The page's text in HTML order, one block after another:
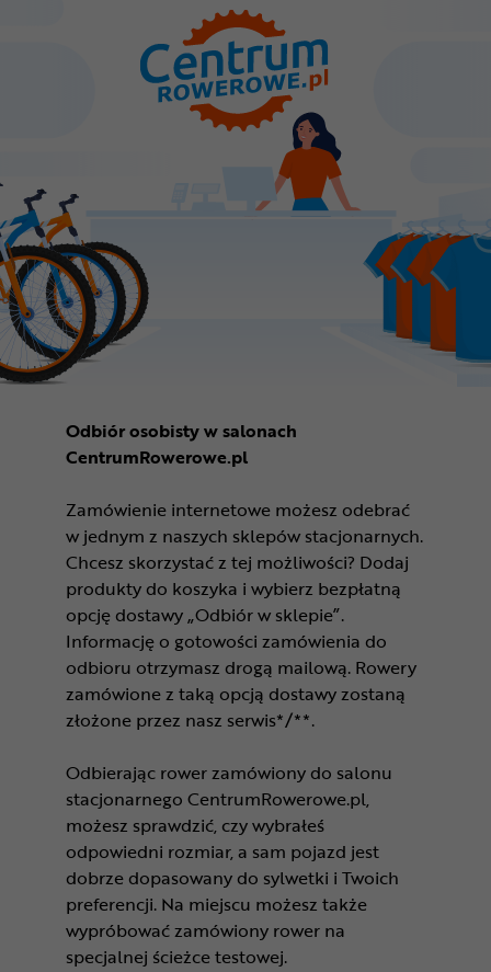
Odbiór osobisty w salonach
CentrumRowerowe.pl
Zamówienie internetowe możesz odebrać
w jednym z naszych sklepów stacjonarnych.
Chcesz skorzystać z tej możliwości? Dodaj
produkty do koszyka i wybierz bezpłatną
opcję dostawy „Odbiór w sklepie”.
Informację o gotowości zamówienia do
odbioru otrzymasz drogą mailową. Rowery
zamówione z taką opcją dostawy zostaną
złożone przez nasz serwis*/**.
Odbierając rower zamówiony do salonu
stacjonarnego CentrumRowerowe.pl,
możesz sprawdzić, czy wybrałeś
odpowiedni rozmiar, a sam pojazd jest
dobrze dopasowany do sylwetki i Twoich
preferencji. Na miejscu możesz także
wypróbować zamówiony rower na
specjalnej ścieżce testowej.